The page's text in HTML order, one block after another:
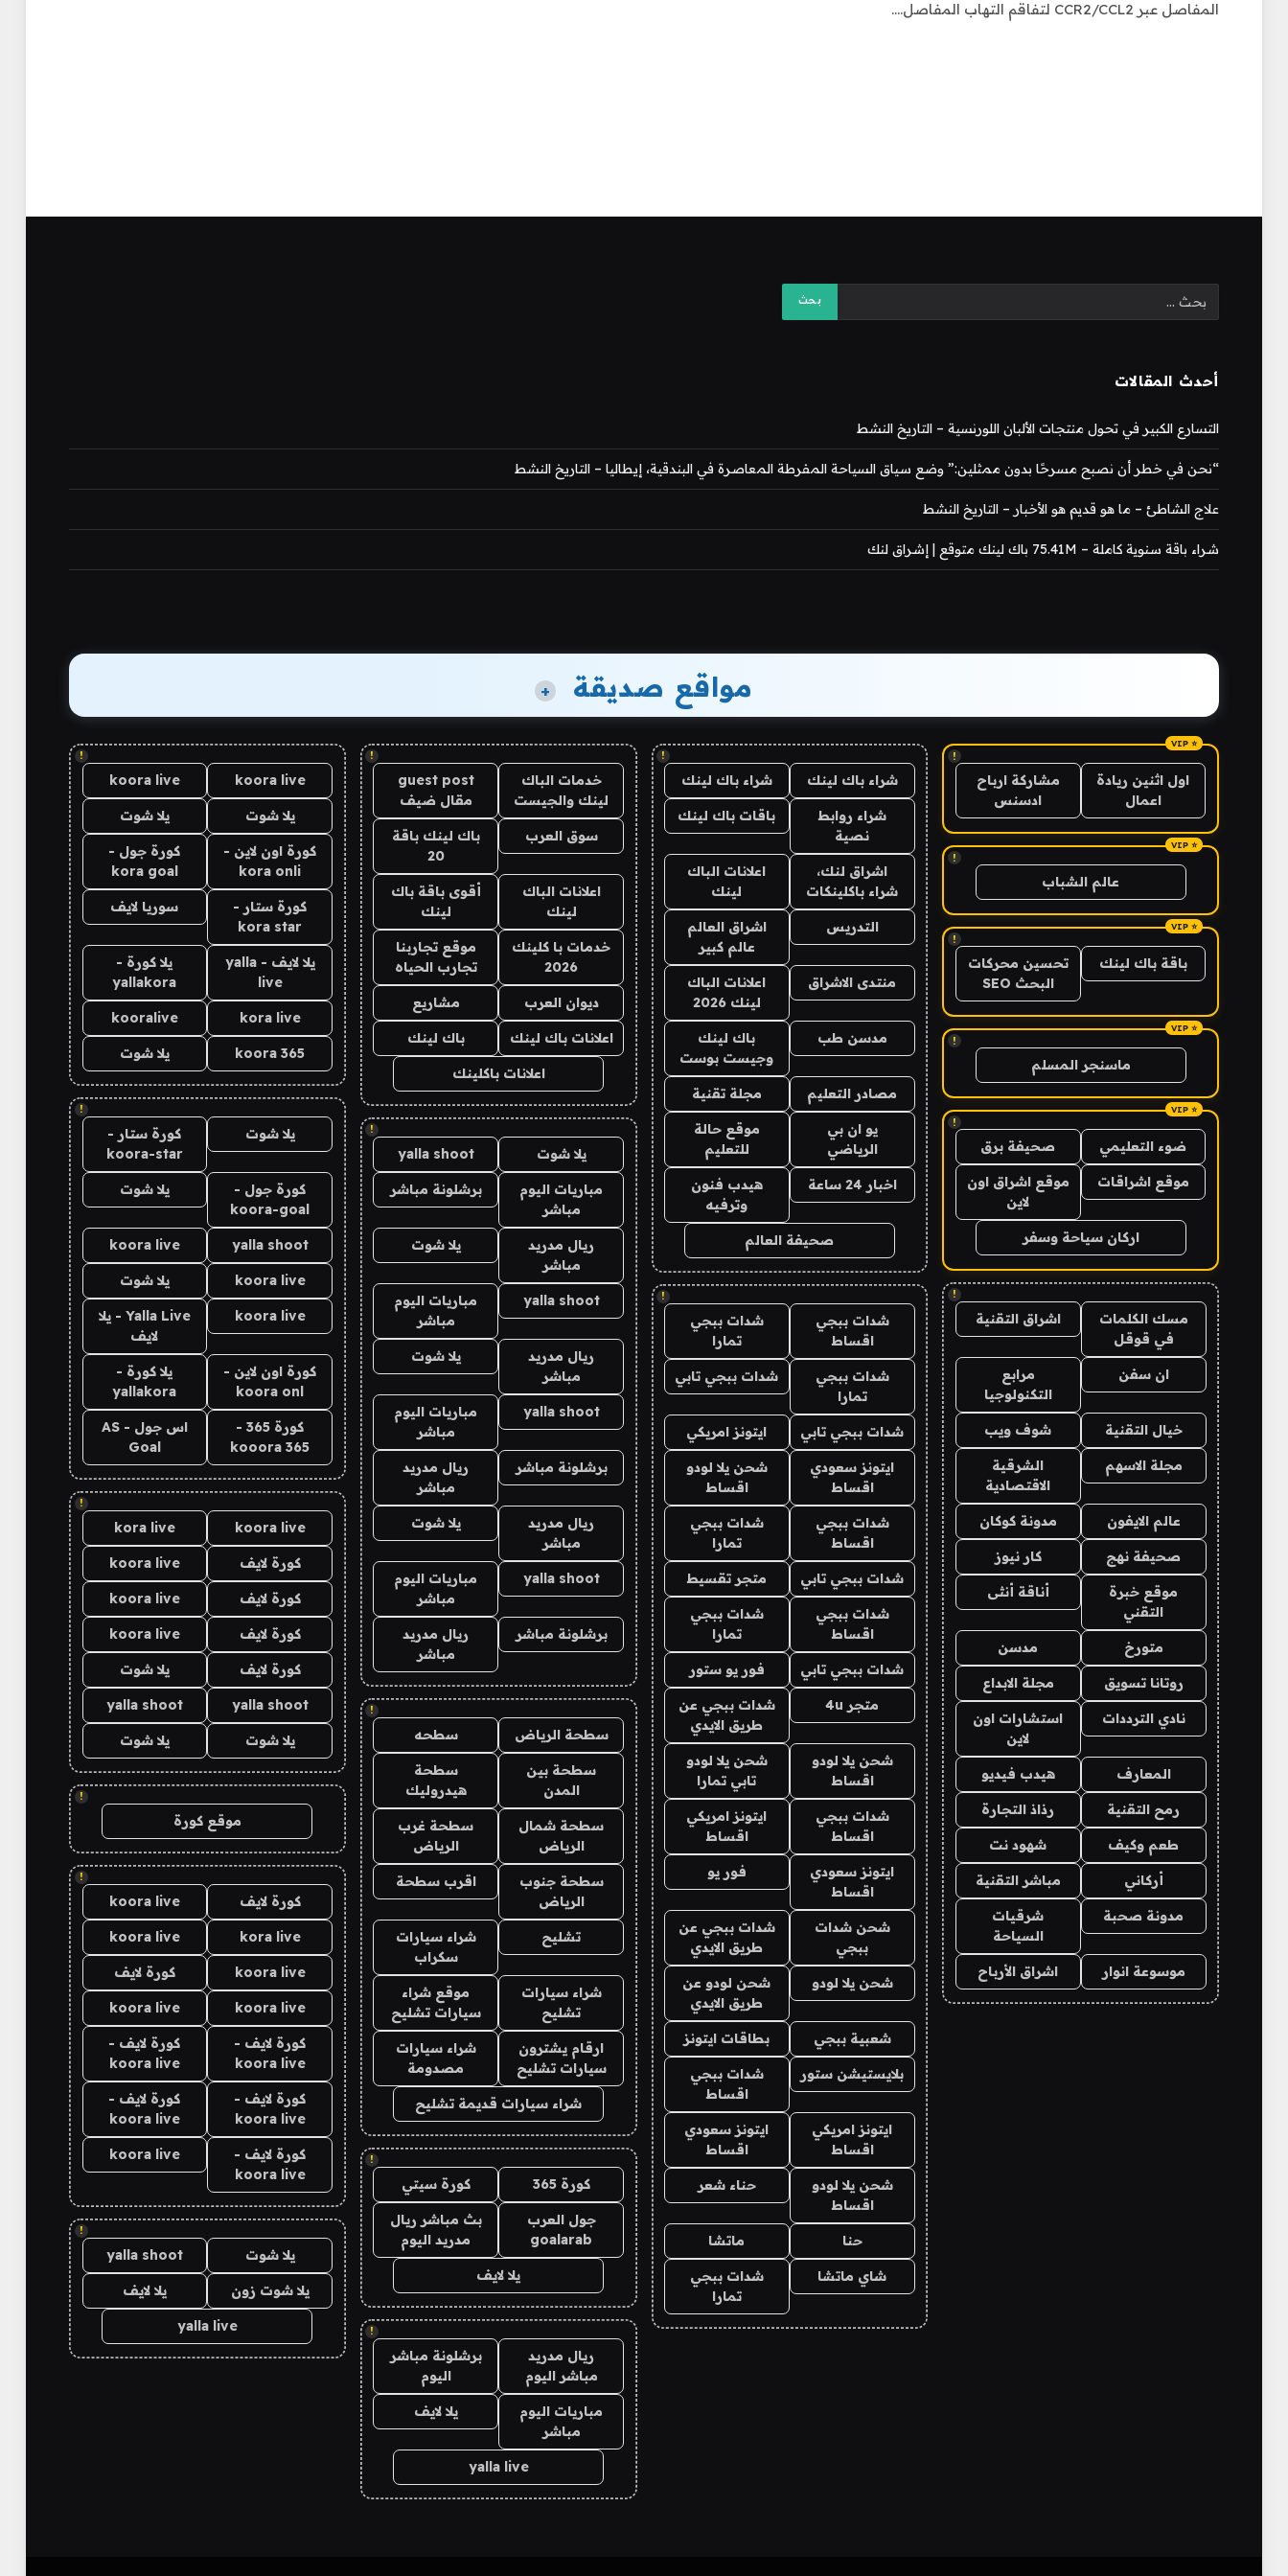
المفاصل عبر CCR2/CCL2 لتفاقم التهاب المفاصل.…
أحدث المقالات
التسارع الكبير في تحول منتجات الألبان اللورنسية – التاريخ النشط
“نحن في خطر أن نصبح مسرحًا بدون ممثلين:” وضع سياق السياحة المفرطة المعاصرة في البندقية، إيطاليا – التاريخ النشط
علاج الشاطئ – ما هو قديم هو الأخبار – التاريخ النشط
شراء باقة سنوية كاملة – 75.41M باك لينك متوقع | إشراق لنك
مواقع صديقة +
!
اول اثنين ريادة
اعمال
مشاركة ارباح
ادسنس
!
عالم الشباب
!
باقة باك لينك
تحسين محركات
البحث SEO
!
ماسنجر المسلم
!
ضوء التعليمي صحيفة برق
موقع اشراقات
موقع اشراق اون
لاين
اركان سياحة وسفر
!
مسك الكلمات
في قوقل
اشراق التقنية
ان سفن
مرابع
التكنولوجيا
خيال التقنية شوف ويب
مجلة الاسهم
الشرقية
الاقتصادية
عالم الايفون مدونة كوكان
صحيفة نهج كار نيوز
موقع خبرة
التقني
أناقة أنثى
متورخ مدسن
روتانا تسويق مجلة الابداع
نادي الترددات
استشارات اون
لاين
المعارف هيدب فيديو
رمح التقنية رذاذ التجارة
طعم وكيف شهود نت
أركاني مباشر التقنية
مدونة صحبة
شرقيات
السياحة
موسوعة انوار اشراق الأرباح
!
شراء باك لينك شراء باك لينك
شراء روابط
نصية
باقات باك لينك
اشراق لنك،
شراء باكلينكات
اعلانات الباك
لينك
التدريس
اشراق العالم
عالم كبير
منتدى الاشراق
اعلانات الباك
لينك 2026
مدسن طب
باك لينك
وجيست بوست
مصادر التعليم مجلة تقنية
يو ان بي
الرياضي
موقع حالة
للتعليم
اخبار 24 ساعة
هيدب فنون
وترفيه
صحيفة العالم
!
شدات ببجي
اقساط
شدات ببجي
تمارا
شدات ببجي
تمارا
شدات ببجي تابي
شدات ببجي تابي ايتونز امريكي
ايتونز سعودي
اقساط
شحن يلا لودو
اقساط
شدات ببجي
اقساط
شدات ببجي
تمارا
شدات ببجي تابي متجر تقسيط
شدات ببجي
اقساط
شدات ببجي
تمارا
شدات ببجي تابي فور يو ستور
متجر 4u
شدات ببجي عن
طريق الايدي
شحن يلا لودو
اقساط
شحن يلا لودو
تابي تمارا
شدات ببجي
اقساط
ايتونز امريكي
اقساط
ايتونز سعودي
اقساط
فور يو
شحن شدات
ببجي
شدات ببجي عن
طريق الايدي
شحن يلا لودو
شحن لودو عن
طريق الايدي
شعبية ببجي بطاقات ايتونز
بلايستيشن ستور
شدات ببجي
اقساط
ايتونز امريكي
اقساط
ايتونز سعودي
اقساط
شحن يلا لودو
اقساط
حناء شعر
حنا ماتشا
شاي ماتشا
شدات ببجي
تمارا
!
خدمات الباك
لينك والجيست
guest post
مقال ضيف
سوق العرب
باك لينك باقة
20
اعلانات الباك
لينك
أقوى باقة باك
لينك
خدمات با كلينك
2026
موقع تجاربنا
تجارب الحياه
ديوان العرب مشاريع
اعلانات باك لينك باك لينك
اعلانات باكلينك
!
يلا شوت yalla shoot
مباريات اليوم
مباشر
برشلونة مباشر
ريال مدريد
مباشر
يلا شوت
yalla shoot
مباريات اليوم
مباشر
ريال مدريد
مباشر
يلا شوت
yalla shoot
مباريات اليوم
مباشر
برشلونة مباشر
ريال مدريد
مباشر
ريال مدريد
مباشر
يلا شوت
yalla shoot
مباريات اليوم
مباشر
برشلونة مباشر
ريال مدريد
مباشر
!
سطحة الرياض سطحه
سطحة بين
المدن
سطحة
هيدروليك
سطحة شمال
الرياض
سطحة غرب
الرياض
سطحة جنوب
الرياض
اقرب سطحة
تشليح
شراء سيارات
سكراب
شراء سيارات
تشليح
موقع شراء
سيارات تشليح
ارقام يشترون
سيارات تشليح
شراء سيارات
مصدومة
شراء سيارات قديمة تشليح
!
كورة 365 كورة سيتي
جول العرب
goalarab
بث مباشر ريال
مدريد اليوم
يلا لايف
!
ريال مدريد
مباشر اليوم
برشلونة مباشر
اليوم
مباريات اليوم
مباشر
يلا لايف
yalla live
!
koora live
koora live
يلا شوت يلا شوت
كورة اون لاين -
kora onli
كورة جول -
kora goal
كورة ستار -
kora star
سوريا لايف
يلا لايف - yalla
live
يلا كورة -
yallakora
kora live
kooralive
koora 365 يلا شوت
!
يلا شوت
كورة ستار -
koora-star
كورة جول -
koora-goal
يلا شوت
yalla shoot
koora live
koora live يلا شوت
koora live
Yalla Live - يلا
لايف
كورة اون لاين -
koora onl
يلا كورة -
yallakora
كورة 365 -
kooora 365
اس جول - AS
Goal
!
koora live
kora live
كورة لايف koora live
كورة لايف koora live
كورة لايف koora live
كورة لايف يلا شوت
yalla shoot
yalla shoot
يلا شوت يلا شوت
!
موقع كورة
!
كورة لايف koora live
kora live
koora live
koora live كورة لايف
koora live
koora live
كورة لايف -
koora live
كورة لايف -
koora live
كورة لايف -
koora live
كورة لايف -
koora live
كورة لايف -
koora live
koora live
!
يلا شوت yalla shoot
يلا شوت زون يلا لايف
yalla live